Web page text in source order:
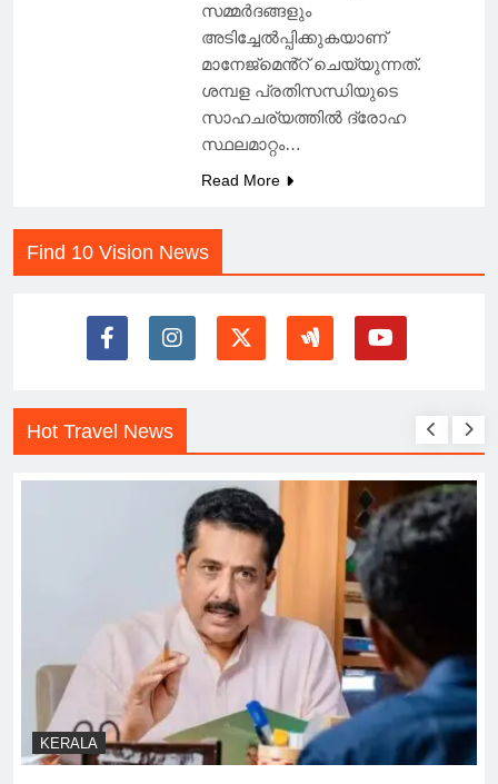
സമ്മർദങ്ങളും
അടിച്ചേൽപ്പിക്കുകയാണ്
മാനേജ്മെൻ്റ് ചെയ്യുന്നത്.
ശമ്പള പ്രതിസന്ധിയുടെ
സാഹചര്യത്തിൽ ദ്രോഹ
സ്ഥലമാറ്റം…
Read More
Find 10 Vision News
Hot Travel News
KERALA